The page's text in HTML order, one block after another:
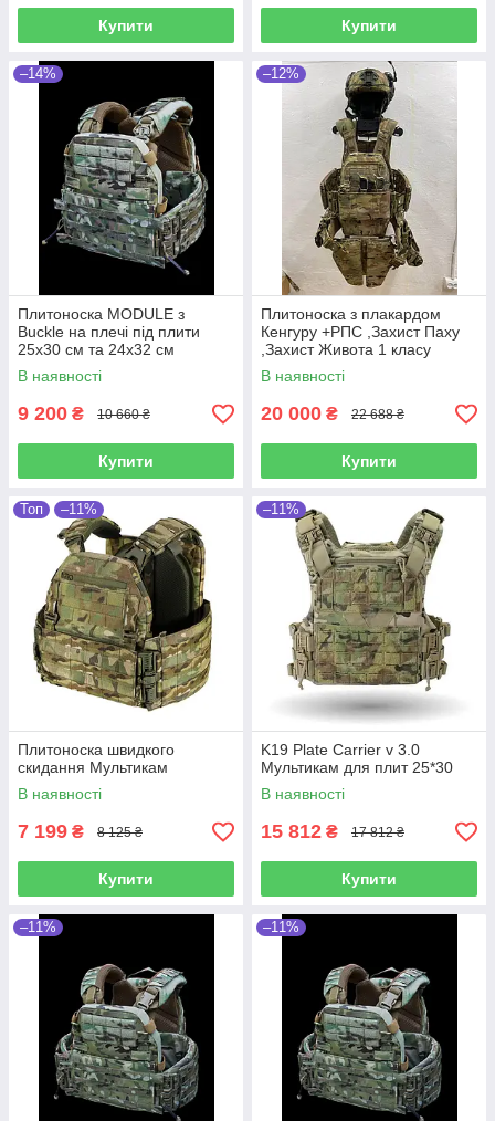
Купити Купити
–14%
Плитоноска MODULE з
Buckle на плечі під плити
25х30 см та 24х32 см
Multicam Original IRR
В наявності
9 200 ₴ 10 660 ₴
Купити
–12%
Плитоноска з плакардом
Кенгуру +РПС ,Захист Паху
,Захист Живота 1 класу
захисту
В наявності
20 000 ₴ 22 688 ₴
Купити
Топ –11%
Плитоноска швидкого
скидання Мультикам
В наявності
7 199 ₴ 8 125 ₴
Купити
–11%
K19 Plate Carrier v 3.0
Мультикам для плит 25*30
В наявності
15 812 ₴ 17 812 ₴
Купити
–11% –11%